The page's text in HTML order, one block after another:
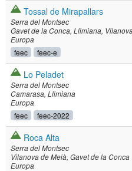
Tossal de Mirapallars
Serra del Montsec
Gavet de la Conca Llimiana
Europa
feec feec-e
Lo Peladet
Serra del Montsec
Camarasa Llimiana
Europa
feec feec-2022
Roca Alta
Serra del Montsec
Vilanova de Meià Gavet de la Conca
Europa